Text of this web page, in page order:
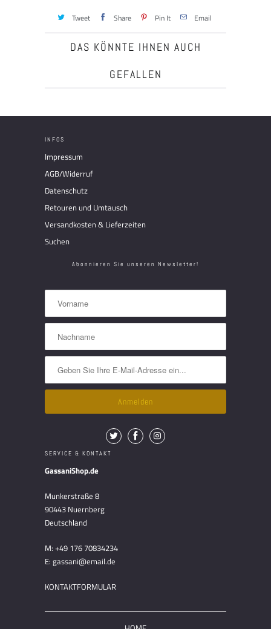
Tweet Share Pin It Email
DAS KÖNNTE IHNEN AUCH
GEFALLEN
INFOS
Impressum
AGB/Widerruf
Datenschutz
Retouren und Umtausch
Versandkosten & Lieferzeiten
Suchen
Abonnieren Sie unseren Newsletter!
SERVICE & KONTAKT
GassaniShop.de
Munkerstraße 8
90443 Nuernberg
Deutschland
M: +49 176 70834234
E: gassani@email.de
KONTAKTFORMULAR